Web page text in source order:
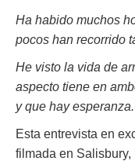
Ha habido muchos
pocos han recorrido
He visto la vida de
aspecto tiene en
y que hay esperanza.
Esta entrevista en
filmada en